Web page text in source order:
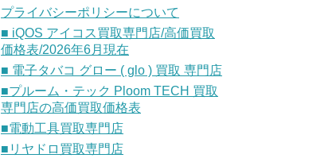
プライバシーポリシーについて
■ iQOS アイコス買取専門店/高価買取
価格表/2026年6月現在
■ 電子タバコ グロー ( glo ) 買取 専門店
■プルーム・テック Ploom TECH 買取
専門店の高価買取価格表
■電動工具買取専門店
■リヤドロ買取専門店